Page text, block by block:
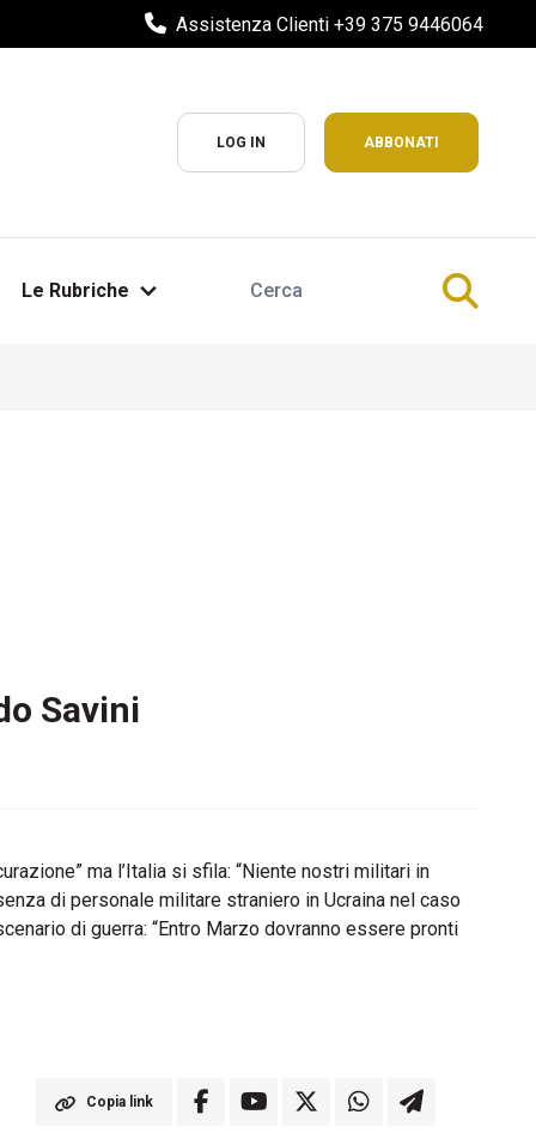
Assistenza Clienti +39 375 9446064
LOG IN ABBONATI
Le Rubriche
Savini
ma l’Italia si sfila: “Niente nostri militari in
di personale militare straniero in Ucraina nel caso
di guerra: “Entro Marzo dovranno essere pronti
Copia link